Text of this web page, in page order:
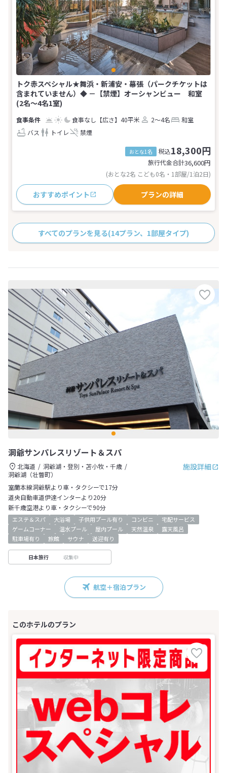
トク赤スペシャル★舞浜・新浦安・幕張（パークチケットは
含まれていません）◆ －【禁煙】オーシャンビュー 和室
(2名～4名1室)
食事なし 【広さ】40平米 2～4名
和室
バス
トイレ 禁煙
おとな1名 税込18,300円
旅行代金合計36,600円
(おとな2名 こども0名・1部屋/1泊2日)
おすすめポイント プランの詳細
すべてのプランを見る(14プラン、1部屋タイプ)
洞爺サンパレスリゾート＆スパ
施設詳細
北海道
洞爺湖・登別・苫小牧・千歳
洞爺湖（壮瞥町）
室蘭本線洞爺駅より車・タクシーで17分
道央自動車道伊達インターより20分
新千歳空港より車・タクシーで90分
エステ＆スパ 大浴場 子供用プール有り コンビニ
宅配サービス
ゲームコーナー
温水プール 屋内プール 天然温泉
露天風呂
駐車場有り
旅館 サウナ 送迎有り
日本旅行 収集中
航空＋宿泊プラン